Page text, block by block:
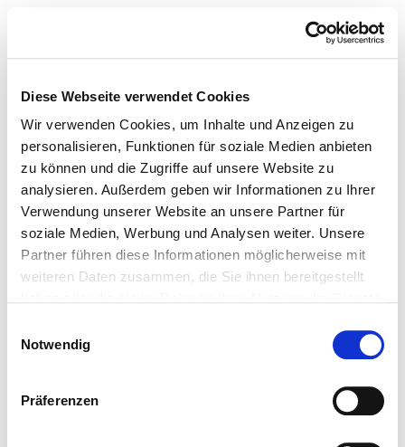
Diese Webseite verwendet Cookies
Wir verwenden Cookies, um Inhalte und Anzeigen zu
personalisieren, Funktionen für soziale Medien anbieten
zu können und die Zugriffe auf unsere Website zu
analysieren. Außerdem geben wir Informationen zu Ihrer
Verwendung unserer Website an unsere Partner für
soziale Medien, Werbung und Analysen weiter. Unsere
Partner führen diese Informationen möglicherweise mit
weiteren Daten zusammen, die Sie ihnen bereitgestellt
Notwendig
Präferenzen